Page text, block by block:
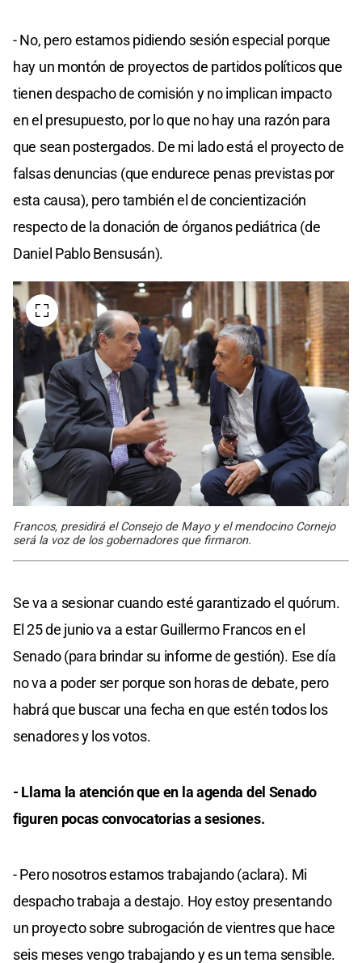
- No, pero estamos pidiendo sesión especial porque
hay un montón de proyectos de partidos políticos que
tienen despacho de comisión y no implican impacto
en el presupuesto, por lo que no hay una razón para
que sean postergados. De mi lado está el proyecto de
falsas denuncias (que endurece penas previstas por
esta causa), pero también el de concientización
respecto de la donación de órganos pediátrica (de
Daniel Pablo Bensusán).
Francos, presidirá el Consejo de Mayo y el mendocino Cornejo
será la voz de los gobernadores que firmaron.
Se va a sesionar cuando esté garantizado el quórum.
El 25 de junio va a estar Guillermo Francos en el
Senado (para brindar su informe de gestión). Ese día
no va a poder ser porque son horas de debate, pero
habrá que buscar una fecha en que estén todos los
senadores y los votos.
- Llama la atención que en la agenda del Senado
figuren pocas convocatorias a sesiones.
- Pero nosotros estamos trabajando (aclara). Mi
despacho trabaja a destajo. Hoy estoy presentando
un proyecto sobre subrogación de vientres que hace
seis meses vengo trabajando y es un tema sensible.